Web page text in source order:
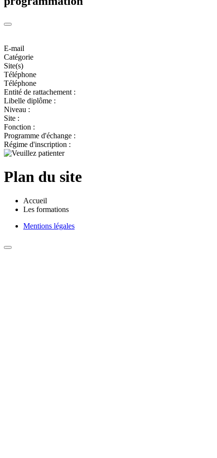
E-mail
Catégorie
Site(s)
Téléphone
Téléphone
Entité de rattachement :
Libelle diplôme :
Niveau :
Site :
Fonction :
Programme d'échange :
Régime d'inscription :
Plan du site
Accueil
Les formations
Mentions légales